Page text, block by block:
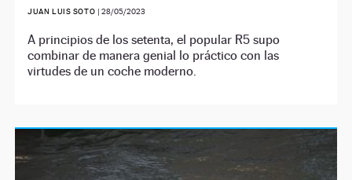
JUAN LUIS SOTO | 28/05/2023
A principios de los setenta, el popular R5 supo
combinar de manera genial lo práctico con las
virtudes de un coche moderno.